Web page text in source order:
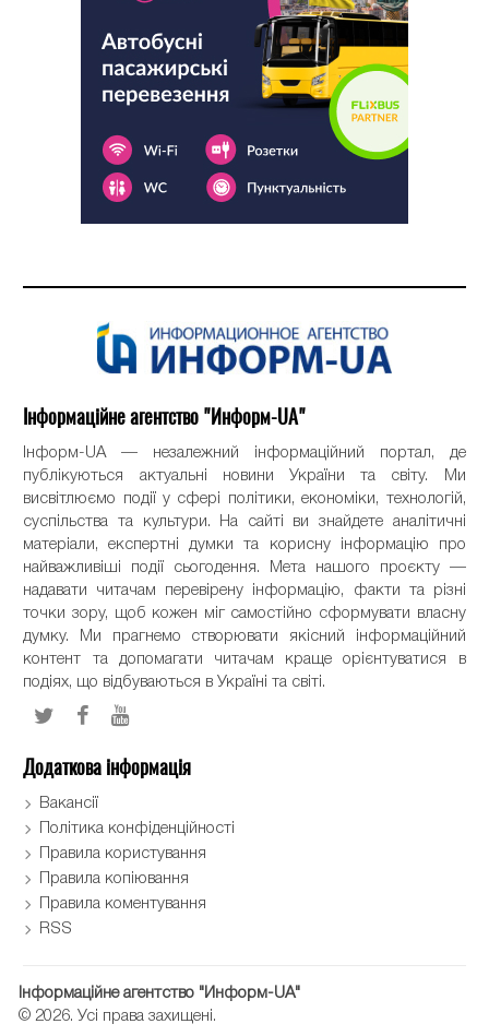
Інформаційне агентство "Информ-UA"
Інформ-UA — незалежний інформаційний портал, де
публікуються актуальні новини України та світу. Ми
висвітлюємо події у сфері політики, економіки, технологій,
суспільства та культури. На сайті ви знайдете аналітичні
матеріали, експертні думки та корисну інформацію про
найважливіші події сьогодення. Мета нашого проєкту —
надавати читачам перевірену інформацію, факти та різні
точки зору, щоб кожен міг самостійно сформувати власну
думку. Ми прагнемо створювати якісний інформаційний
контент та допомагати читачам краще орієнтуватися в
подіях, що відбуваються в Україні та світі.
Додаткова інформація
Вакансії
Політика конфіденційності
Правила користування
Правила копіювання
Правила коментування
RSS
Інформаційне агентство "Информ-UA"
© 2026. Усі права захищені.